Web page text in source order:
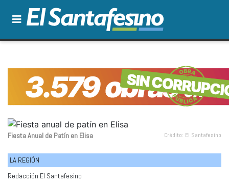
Fiesta Anual de Patín en Elisa Crédito: El Santafesino
LA REGIÓN
Redacción El Santafesino